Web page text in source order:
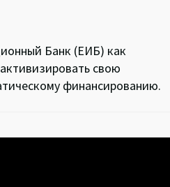
Банк (ЕИБ) как
свою
финансированию.